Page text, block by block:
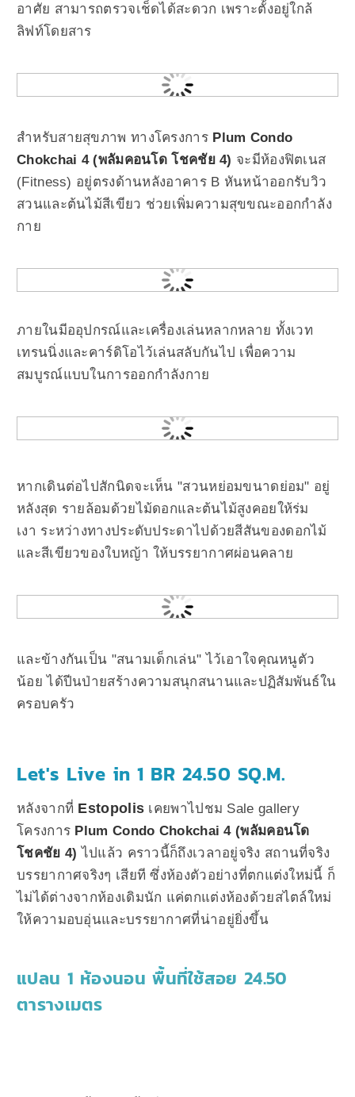
อาศัย สามารถตรวจเช็ดได้สะดวก เพราะตั้งอยู่ใกล้
ลิฟท์โดยสาร
สำหรับสายสุขภาพ ทางโครงการ Plum Condo
Chokchai 4 (พลัมคอนโด โชคชัย 4) จะมีห้องฟิตเนส
(Fitness) อยู่ตรงด้านหลังอาคาร B หันหน้าออกรับวิว
สวนและต้นไม้สีเขียว ช่วยเพิ่มความสุขขณะออกกำลัง
กาย
ภายในมีออุปกรณ์และเครื่องเล่นหลากหลาย ทั้งเวท
เทรนนิ่งและคาร์ดิโอไว้เล่นสลับกันไป เพื่อความ
สมบูรณ์แบบในการออกกำลังกาย
หากเดินต่อไปสักนิดจะเห็น "สวนหย่อมขนาดย่อม" อยู่
หลังสุด รายล้อมด้วยไม้ดอกและต้นไม้สูงคอยให้ร่ม
เงา ระหว่างทางประดับประดาไปด้วยสีสันของดอกไม้
และสีเขียวของใบหญ้า ให้บรรยากาศผ่อนคลาย
และข้างกันเป็น "สนามเด็กเล่น" ไว้เอาใจคุณหนูตัว
น้อย ได้ปีนป่ายสร้างความสนุกสนานและปฏิสัมพันธ์ใน
ครอบครัว
Let's Live in 1 BR 24.50 SQ.M.
หลังจากที่ Estopolis เคยพาไปชม Sale gallery
โครงการ Plum Condo Chokchai 4 (พลัมคอนโด
โชคชัย 4) ไปแล้ว คราวนี้ก็ถึงเวลาอยู่จริง สถานที่จริง
บรรยากาศจริงๆ เสียที ซึ่งห้องตัวอย่างที่ตกแต่งใหม่นี้ ก็
ไม่ได้ต่างจากห้องเดิมนัก แค่ตกแต่งห้องด้วยสไตล์ใหม่
ให้ความอบอุ่นและบรรยากาศที่น่าอยู่ยิ่งขึ้น
แปลน 1 ห้องนอน พื้นที่ใช้สอย 24.50
ตารางเมตร